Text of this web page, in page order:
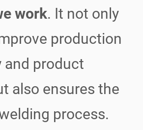
work. It not only
production
and product
also ensures the
process.